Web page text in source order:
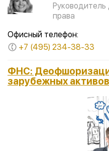
права
Офисный телефон:
+7 (495) 234-38-33
ФНС:
зарубежных активов